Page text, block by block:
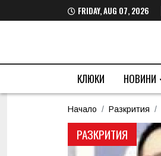
FRIDAY, AUG 07, 2026
КЛЮКИ НОВИНИ
Начало Разкрития
РАЗКРИТИЯ